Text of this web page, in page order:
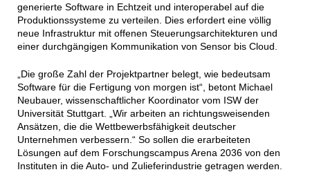
generierte Software in Echtzeit und interoperabel auf die
Produktionssysteme zu verteilen. Dies erfordert eine völlig
neue Infrastruktur mit offenen Steuerungsarchitekturen und
einer durchgängigen Kommunikation von Sensor bis Cloud.
„Die große Zahl der Projektpartner belegt, wie bedeutsam
Software für die Fertigung von morgen ist“, betont Michael
Neubauer, wissenschaftlicher Koordinator vom ISW der
Universität Stuttgart. „Wir arbeiten an richtungsweisenden
Ansätzen, die die Wettbewerbsfähigkeit deutscher
Unternehmen verbessern.“ So sollen die erarbeiteten
Lösungen auf dem Forschungscampus Arena 2036 von den
Instituten in die Auto- und Zulieferindustrie getragen werden.